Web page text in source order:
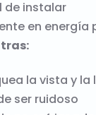
de instalar
en energía
la vista y la
ser ruidoso